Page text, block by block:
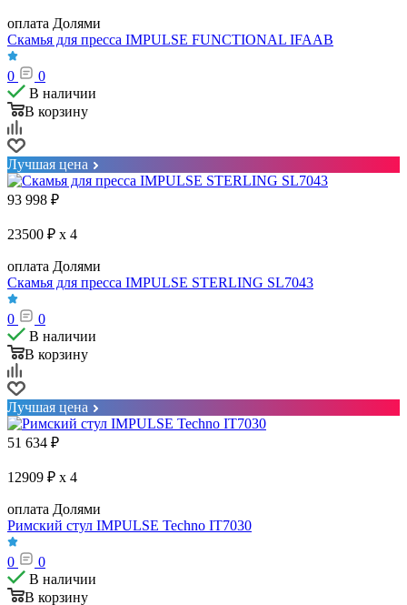
оплата Долями
Скамья для пресса IMPULSE FUNCTIONAL IFAAB
0
0
В наличии
В корзину
Лучшая цена
93 998 ₽
23500 ₽ x 4
оплата Долями
Скамья для пресса IMPULSE STERLING SL7043
0
0
В наличии
В корзину
Лучшая цена
51 634 ₽
12909 ₽ x 4
оплата Долями
Римский стул IMPULSE Techno IT7030
0
0
В наличии
В корзину